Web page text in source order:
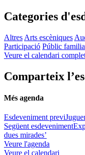
Categories
Altres Arts escèniques
Participació Públic
Veure el calendari
Comparteix
Més agenda
Esdeveniment previ
Següent esdeveniment
dues mirades’
Veure l'agenda
Veure el calendari